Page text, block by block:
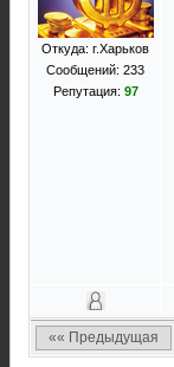
Откуда: г.Харьков
Сообщений: 233
Репутация: 97
«« Предыдущая